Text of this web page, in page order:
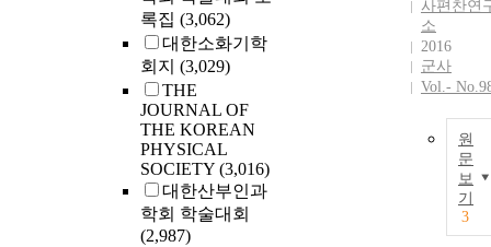
록집 (3,062)
대한소화기학
회지 (3,029)
THE
JOURNAL OF
THE KOREAN
PHYSICAL
SOCIETY (3,016)
대한산부인과
학회 학술대회
(2,987)
사편찬연
소
2016
군사
Vol.-
원
문
보
기
3